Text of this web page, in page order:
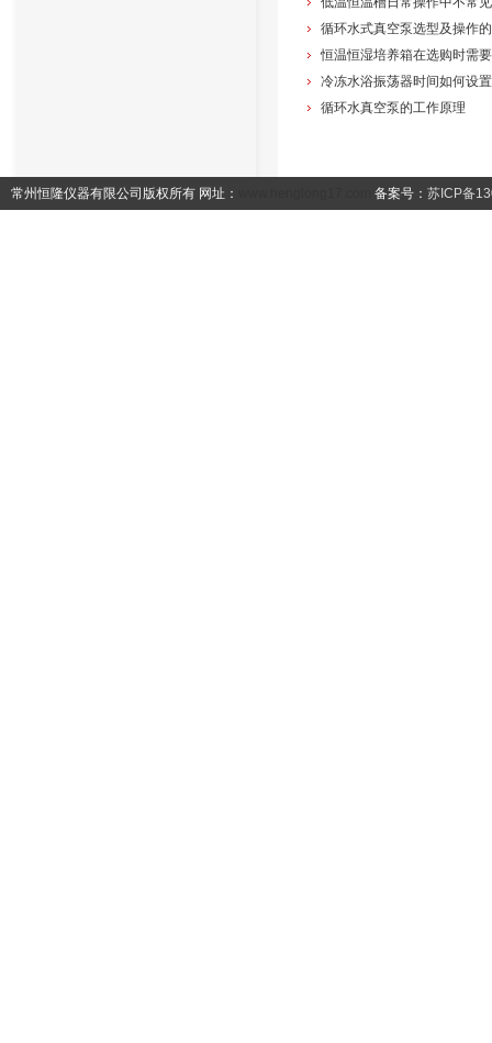
循环水式真空泵选型及操作
冷冻水浴振荡器时间如何设置
循环水真空泵的工作原理
常州恒隆仪器有限公司版权所有 网址： 备案号： 苏ICP备